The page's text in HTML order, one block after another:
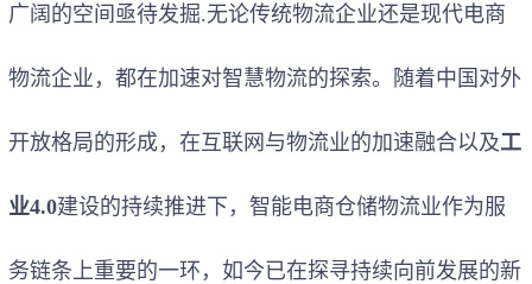
广阔的空间亟待发掘.无论传统物流企业还是现代电商
物流企业，都在加速对智慧物流的探索。随着中国对外
开放格局的形成，在互联网与物流业的加速融合以及工
业4.0建设的持续推进下，智能电商仓储物流业作为服
务链条上重要的一环，如今已在探寻持续向前发展的新